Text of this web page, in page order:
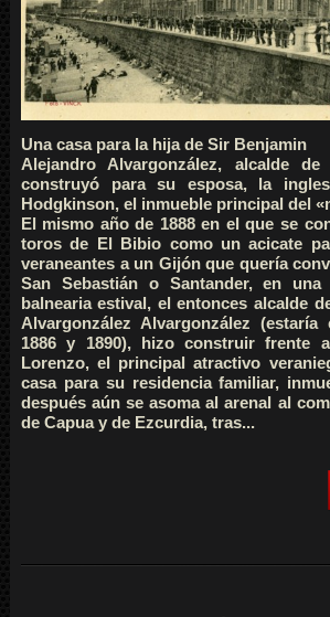
Una casa para la hija de Sir Benjamin
Alejandro Alvargonzález, alcalde
construyó para su esposa, la
Hodgkinson, el inmueble principal del
El mismo año de 1888 en el que se
toros de El Bibio como un acicate
veraneantes a un Gijón que quería
San Sebastián o Santander, en una
balnearia estival, el entonces alcalde
Alvargonzález Alvargonzález
1886 y 1890), hizo construir frente
Lorenzo, el principal atractivo
casa para su residencia familiar,
después aún se asoma al arenal al
de Capua y de Ezcurdia, tras...